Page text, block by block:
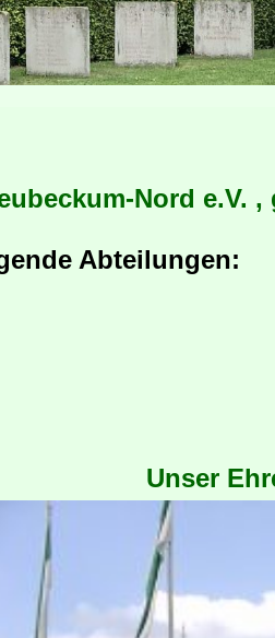
Nord e.V.
Abteilungen:
Unser